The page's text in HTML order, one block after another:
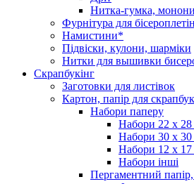
Нитка-гумка,
Фурнітура для
Намистини*
Підвіски, кулони, шарміки
Нитки для вышивки
Скрапбукінг
Заготовки для листівок
Картон, папір для
Набори паперу
Набори 22 х
Набори 30 х
Набори 12 х
Набори інші
Пергаментний